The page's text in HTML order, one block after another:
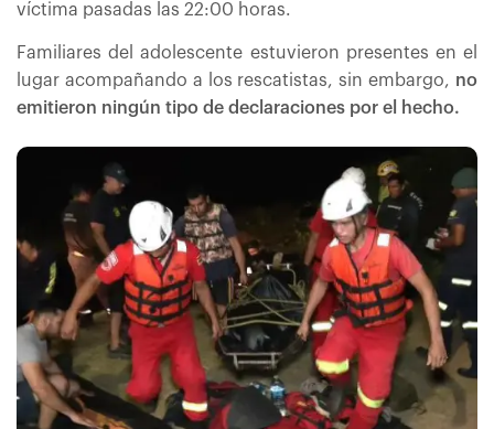
víctima pasadas las 22:00 horas.
Familiares del adolescente estuvieron presentes en el
lugar acompañando a los rescatistas, sin embargo, no
emitieron ningún tipo de declaraciones por el hecho.